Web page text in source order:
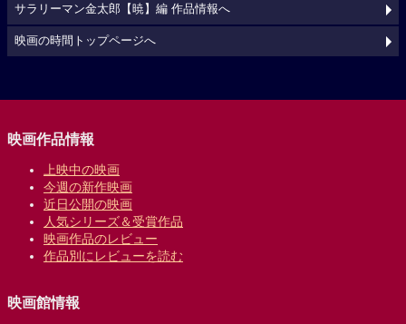
サラリーマン金太郎【暁】編 作品情報へ
映画の時間トップページへ
映画作品情報
上映中の映画
今週の新作映画
近日公開の映画
人気シリーズ＆受賞作品
映画作品のレビュー
作品別にレビューを読む
映画館情報